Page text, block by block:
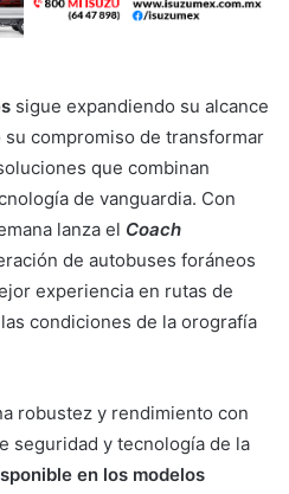
sigue expandiendo su alcance
compromiso de transformar
que combinan
de vanguardia. Con
lanza el Coach
de autobuses foráneos
experiencia en rutas de
condiciones de la orografía
robustez y rendimiento con
seguridad y tecnología de la
en los modelos